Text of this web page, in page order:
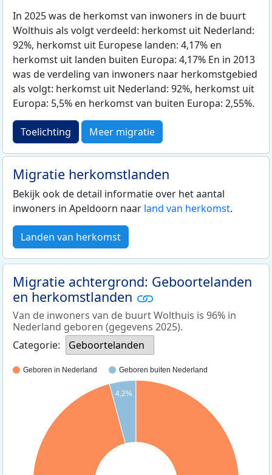
In 2025 was de herkomst van inwoners in de buurt
Wolthuis als volgt verdeeld: herkomst uit Nederland:
92%, herkomst uit Europese landen: 4,17% en
herkomst uit landen buiten Europa: 4,17% En in 2013
was de verdeling van inwoners naar herkomstgebied
als volgt: herkomst uit Nederland: 92%, herkomst uit
Europa: 5,5% en herkomst van buiten Europa: 2,55%.
Toelichting Meer migratie
Migratie herkomstlanden
Bekijk ook de detail informatie over het aantal
inwoners in Apeldoorn naar land van herkomst.
Landen van herkomst
Migratie achtergrond: Geboortelanden
en herkomstlanden
Van de inwoners van de buurt Wolthuis is 96% in
Nederland geboren (gegevens 2025).
Categorie:
Geboortelanden
Geboren in Nederland Geboren buiten Nederland
4,2%